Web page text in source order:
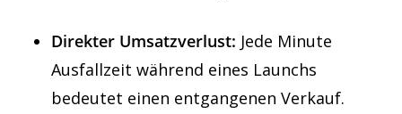
Direkter Umsatzverlust: Jede Minute
Ausfallzeit während eines Launchs
bedeutet einen entgangenen Verkauf.